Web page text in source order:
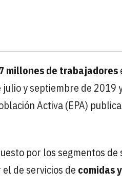
millones de trabajadores
y septiembre de
Activa (EPA)
por los segmentos
de servicios de comidas